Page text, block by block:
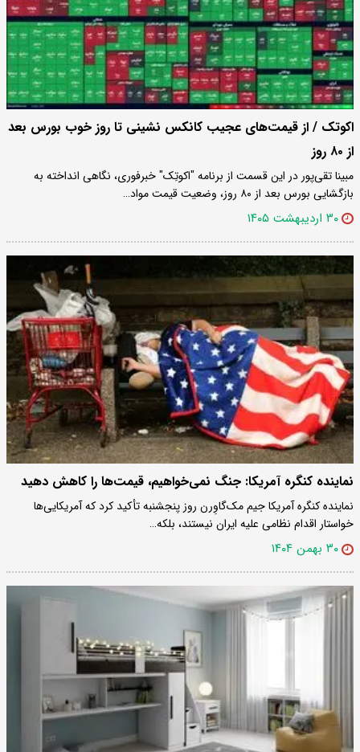
اکوتک / از قیمت‌های عجیب کانکس نشینی تا روز خوب بورس بعد
از ۸۰ روز
مبینا تقی‌پور در این قسمت از برنامه "اکوتِک" خبرفوری، نگاهی انداخته به
بازگشایی بورس بعد از ۸۰ روز، وضعیت قیمت مواد…
۳۰ اردیبهشت ۱۴۰۵
نماینده کنگره آمریکا: جنگ نمی‌خواهیم، قیمت‌ها را کاهش دهید
نماینده کنگره آمریکا جیم مک‌گاوِرن روز پنجشنبه تأکید کرد که آمریکایی‌ها
خواستار اقدام نظامی علیه ایران نیستند، بلکه…
۳۰ بهمن ۱۴۰۴